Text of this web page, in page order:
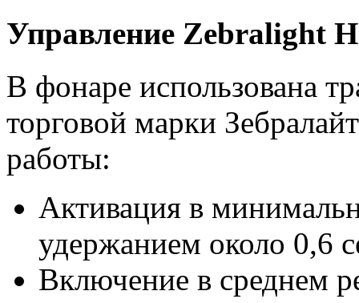
Управление Zebralight
В фонаре использована
торговой марки
работы:
Активация в
удержанием около 0,6
Включение в среднем